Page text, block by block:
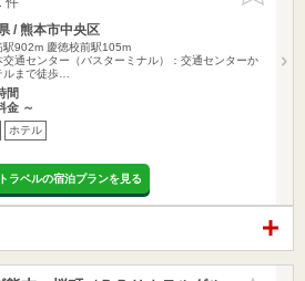
/ 熊本市中央区
駅902m 慶徳校前駅105m
通センター（バスターミナル）：交通センターか
ルまで徒歩…
間
金 ～
ホテル
ラベルの宿泊プランを見る